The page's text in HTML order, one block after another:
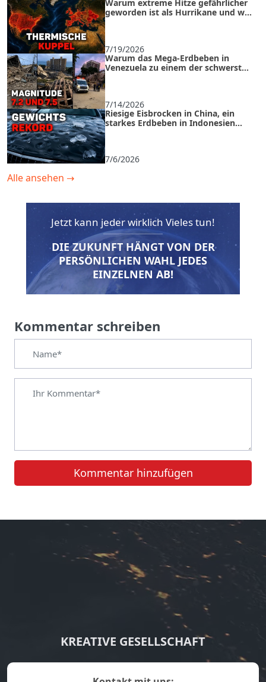
Warum extreme Hitze gefährlicher
geworden ist als Hurrikane und wie
7/19/2026
Warum das Mega-Erdbeben in
Venezuela zu einem der schwersten
7/14/2026
Riesige Eisbrocken in China, ein
starkes Erdbeben in Indonesien
7/6/2026
Alle ansehen →
Jetzt kann jeder wirklich Vieles tun!
DIE ZUKUNFT HÄNGT VON DER
PERSÖNLICHEN WAHL JEDES
EINZELNEN AB!
Kommentar schreiben
Kommentar hinzufügen
KREATIVE GESELLSCHAFT